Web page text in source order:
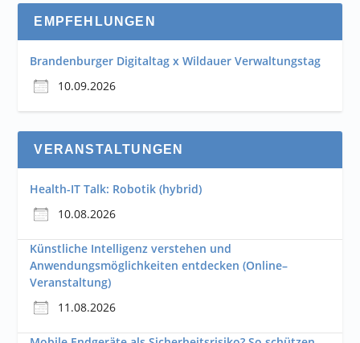
EMPFEHLUNGEN
Brandenburger Digitaltag x Wildauer Verwaltungstag
10.09.2026
VERANSTALTUNGEN
Health-IT Talk: Robotik (hybrid)
10.08.2026
Künstliche Intelligenz verstehen und
Anwendungsmöglichkeiten entdecken (Online–
Veranstaltung)
11.08.2026